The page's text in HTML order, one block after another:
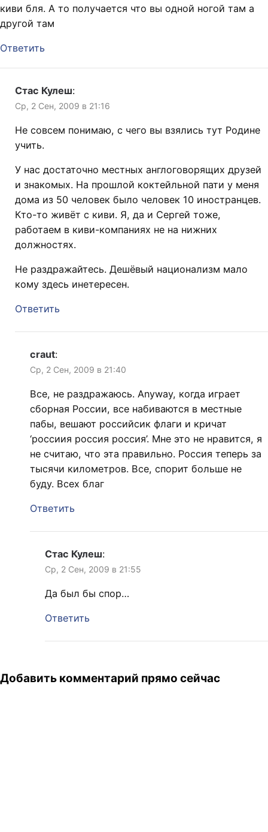
киви бля. А то получается что вы одной ногой там а
другой там
Ответить
Стас Кулеш:
Ср, 2 Сен, 2009 в 21:16
Не совсем понимаю, с чего вы взялись тут Родине
учить.
У нас достаточно местных англоговорящих друзей
и знакомых. На прошлой коктейльной пати у меня
дома из 50 человек было человек 10 иностранцев.
Кто-то живёт с киви. Я, да и Сергей тоже,
работаем в киви-компаниях не на нижних
должностях.
Не раздражайтесь. Дешёвый национализм мало
кому здесь инетересен.
Ответить
craut:
Ср, 2 Сен, 2009 в 21:40
Все, не раздражаюсь. Anyway, когда играет
сборная России, все набиваются в местные
пабы, вешают российсик флаги и кричат
‘россиия россия россия’. Мне это не нравится, я
не считаю, что эта правильно. Россия теперь за
тысячи километров. Все, спорит больше не
буду. Всех благ
Ответить
Стас Кулеш:
Ср, 2 Сен, 2009 в 21:55
Да был бы спор…
Ответить
Добавить комментарий прямо сейчас